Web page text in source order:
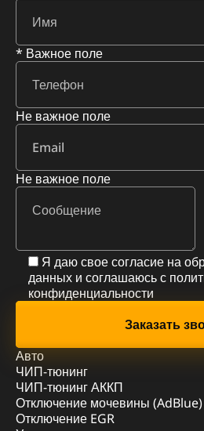
* Важное поле
Не важное поле
Не важное поле
Я даю свое согласие на
данных и соглашаюсь с
конфиденциальности
Авто
ЧИП-тюнинг
ЧИП-тюнинг АККП
Отключение мочевины (AdBlue)
Отключение EGR